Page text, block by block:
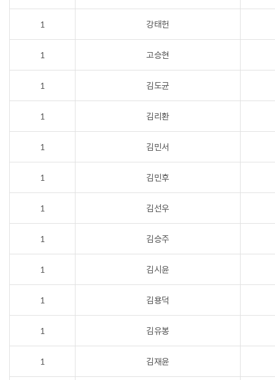
1 강태헌
1 고승현
1 김도균
1 김리환
1 김민서
1 김민후
1 김선우
1 김승주
1 김시윤
1 김용덕
1 김유봉
1 김재윤